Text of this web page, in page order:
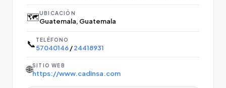
🗺️UBICACIÓN
Guatemala, Guatemala
📞 TELÉFONO
57040146/24418931
🌐SITIO WEB
https://www.cadinsa.com